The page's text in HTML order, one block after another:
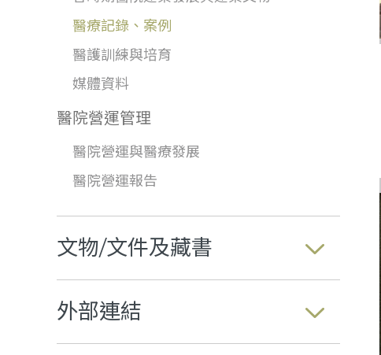
醫療記錄、案例
醫護訓練與培育
媒體資料
醫院營運管理
醫院營運與醫療發展
醫院營運報告
文物/文件及藏書
外部連結